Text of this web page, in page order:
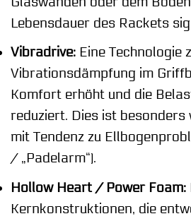
Lebensdauer des Rackets
Vibradrive: Eine Technologie
Vibrationsdämpfung im
Komfort erhöht und die
reduziert. Dies ist
mit Tendenz zu
/ „Padelarm“).
Hollow Heart / Power Foam:
Kernkonstruktionen, die